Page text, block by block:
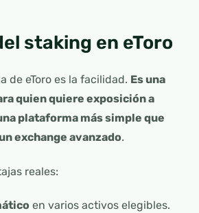
staking en eToro
de eToro es la facilidad. Es una
quien quiere exposición a
plataforma más simple que
exchange avanzado.
reales:
en varios activos elegibles.